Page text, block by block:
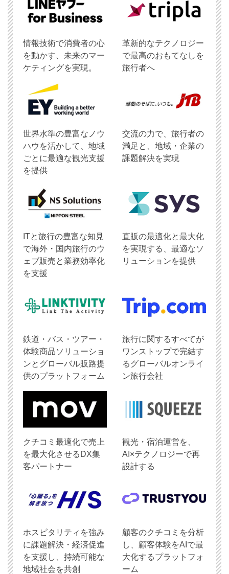
情報技術で消費者の心
を動かす、未来のマー
ケティングを実現。
革新的なテクノロジー
で最高のおもてなしを
旅行者へ
世界水準の豊富なノウ
ハウを活かして、地域
ごとに最適な観光支援
を提供
交流の力で、旅行者の
満足と、地域・企業の
課題解決を実現
ITと旅行の豊富な知見
で海外・国内旅行のウ
ェブ販売と業務効率化
を支援
直販の最適化と最大化
を実現する、最適なソ
リューションを提供
鉄道・バス・ツアー・
体験商品ソリューショ
ンとグローバル販路提
供のプラットフォーム
旅行に関するすべてが
ワンストップで完結す
るグローバルオンライ
ン旅行会社
クチコミ最適化で売上
を最大化させるDX集
客パートナー
観光・宿泊運営を、
AI×テクノロジーで再
設計する
ホスピタリティを強み
に課題解決・経済促進
を支援し、持続可能な
地域社会を共創
顧客のクチコミを分析
し、顧客体験をAIで最
大化するプラットフォ
ーム